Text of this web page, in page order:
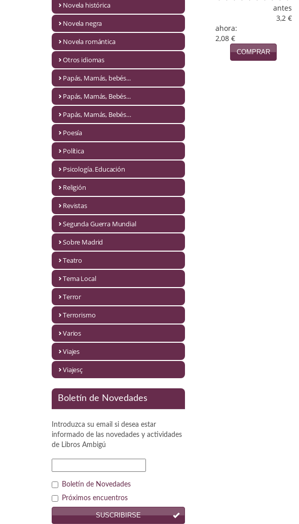
Novela Extranjera
Novela fantástica
Novela romántica
Otros idiomas
Papás, Mamás, bebés...
Papás, Mamás, Bebés...
Papás, Mamás, Bebés…
Psicología. Educación
Segunda Guerra Mundial
Novela histórica
Novela negra
Novela romántica
Otros idiomas
Papás, Mamás, bebés...
Papás, Mamás, Bebés...
Papás, Mamás, Bebés…
Poesía
Política
Psicología. Educación
Religión
Revistas
Segunda Guerra Mundial
Sobre Madrid
Teatro
Tema Local
Terror
Terrorismo
Varios
Viajes
Viajesç
Boletín de Novedades
Introduzca su email si desea estar
informado de las novedades y actividades
de Libros Ambigú
Boletín de Novedades
Próximos encuentros
SUSCRIBIRSE
antes
3,2 €
ahora:
2,08 €
COMPRAR